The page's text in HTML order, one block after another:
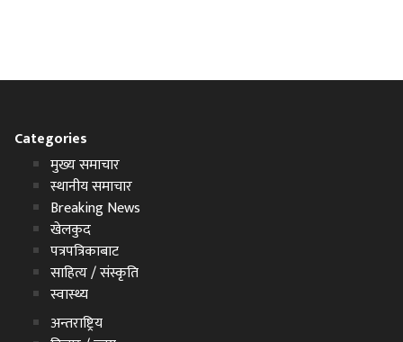
Categories
मुख्य समाचार
स्थानीय समाचार
Breaking News
खेलकुद
पत्रपत्रिकाबाट
साहित्य / संस्कृति
स्वास्थ्य
अन्तराष्ट्रिय